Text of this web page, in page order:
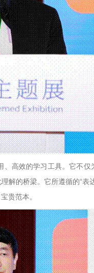
高效的学习工具。它不仅
解的桥梁。它所遵循的“表
贵范本。